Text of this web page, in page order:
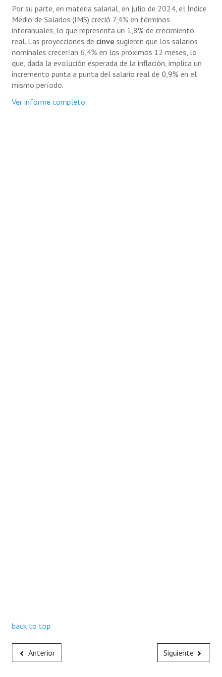
Por su parte, en materia salarial, en julio de 2024, el Índice
Medio de Salarios (IMS) creció 7,4% en términos
interanuales, lo que representa un 1,8% de crecimiento
real. Las proyecciones de cinve sugieren que los salarios
nominales crecerían 6,4% en los próximos 12 meses, lo
que, dada la evolución esperada de la inflación, implica un
incremento punta a punta del salario real de 0,9% en el
mismo período.
Ver informe completo
back to top
Anterior Siguiente